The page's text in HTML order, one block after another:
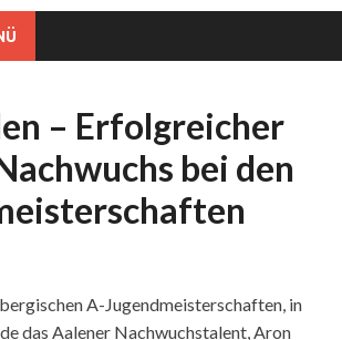
– Erfolgreicher
bei den
A-Jugendmeisterschaften, in
das Aalener Nachwuchstalent, Aron